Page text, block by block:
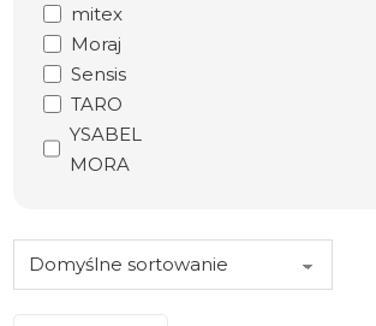
mitex
Moraj
Sensis
TARO
YSABEL
MORA